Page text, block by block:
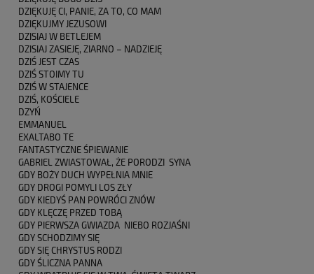
DZIĘKUJĘ CI, PANIE, ZA TO, CO MAM
DZIĘKUJMY JEZUSOWI
DZISIAJ W BETLEJEM
DZISIAJ ZASIEJĘ, ZIARNO – NADZIEJĘ
DZIŚ JEST CZAS
DZIŚ STOIMY TU
DZIŚ W STAJENCE
DZIŚ, KOŚCIELE
DZYŃ
EMMANUEL
EXALTABO TE
FANTASTYCZNE ŚPIEWANIE
GABRIEL ZWIASTOWAŁ, ŻE PORODZI SYNA
GDY BOŻY DUCH WYPEŁNIA MNIE
GDY DROGI POMYLI LOS ZŁY
GDY KIEDYŚ PAN POWRÓCI ZNÓW
GDY KLĘCZĘ PRZED TOBĄ
GDY PIERWSZA GWIAZDA NIEBO ROZJAŚNI
GDY SCHODZIMY SIĘ
GDY SIĘ CHRYSTUS RODZI
GDY ŚLICZNA PANNA